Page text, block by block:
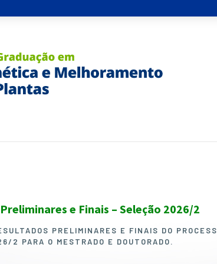
e Finais – Seleção 2026/2
PRELIMINARES E FINAIS DO
2 PARA O MESTRADO E DOUTORADO.